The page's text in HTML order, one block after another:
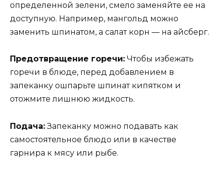
определенной зелени, смело заменяйте ее на
доступную. Например, мангольд можно
заменить шпинатом, а салат корн — на айсберг.
Предотвращение горечи: Чтобы избежать
горечи в блюде, перед добавлением в
запеканку ошпарьте шпинат кипятком и
отожмите лишнюю жидкость.
Подача:Запеканку можно подавать как
самостоятельное блюдо или в качестве
гарнира к мясу или рыбе.